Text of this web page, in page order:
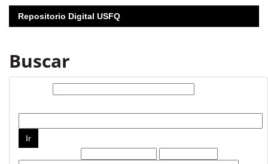
Repositorio Digital USFQ
Buscar